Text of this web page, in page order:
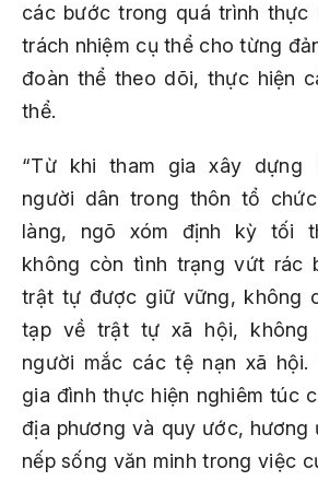
các bước trong quá trình thực
trách nhiệm cụ thể cho từng
đoàn thể theo dõi, thực hiện
thể.
“Từ khi tham gia xây dựng
người dân trong thôn tổ
làng, ngõ xóm định kỳ tối
không còn tình trạng vứt rác
trật tự được giữ vững, không
tạp về trật tự xã hội, không
người mắc các tệ nạn xã hội.
gia đình thực hiện nghiêm túc
địa phương và quy ước, hương
nếp sống văn minh trong việc